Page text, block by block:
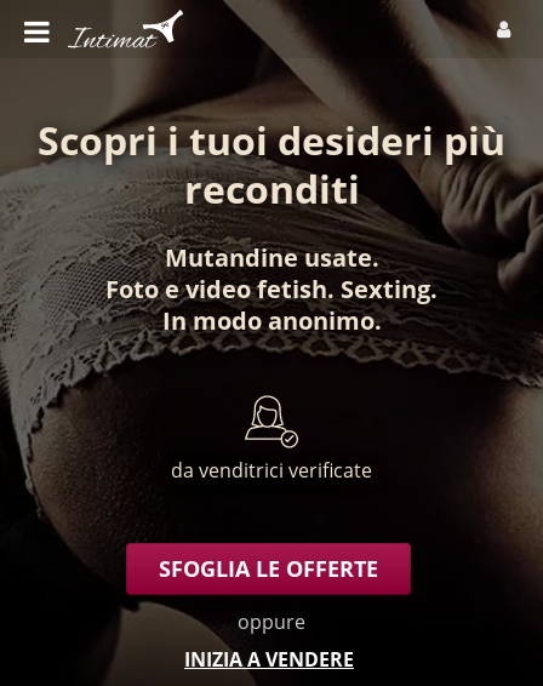
Scopri i tuoi desideri più
reconditi
Mutandine usate.
Fotoevideo fetish. Sexting.
In modo anonimo.
da venditrici verificate
SFOGLIA LE OFFERTE
oppure
INIZIA A VENDERE